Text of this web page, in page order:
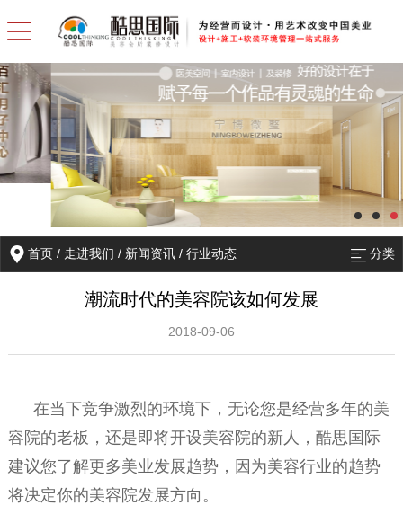
首页 / 走进我们 / 新闻资讯 /行业动态 分类
潮流时代的美容院该如何发展
2018-09-06
在当下竞争激烈的环境下，无论您是经营多年的美
容院的老板，还是即将开设美容院的新人，酷思国际
建议您了解更多美业发展趋势，因为美容行业的趋势
将决定你的美容院发展方向。